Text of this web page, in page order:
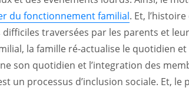
du fonctionnement familial. Et,
traversées par les parents et
la famille ré-actualise le quotidien
son quotidien et l’integration des
un processus d’inclusion sociale. Et, le